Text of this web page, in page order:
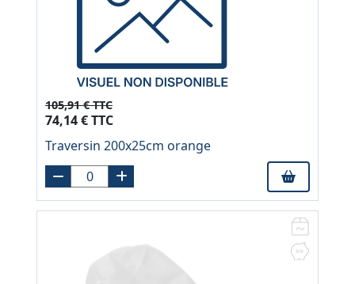
105,91 € TTC
74,14 € TTC
Traversin 200x25cm orange